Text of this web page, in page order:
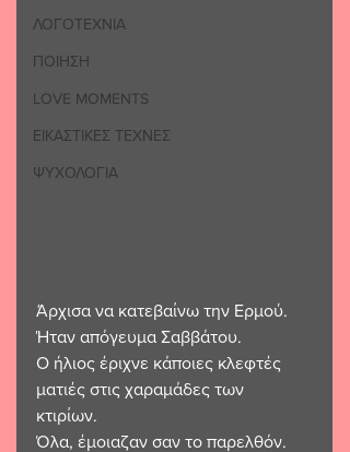
ΛΟΓΟΤΕΧΝΙΑ
ΠΟΙΗΣΗ
LOVE MOMENTS
ΕΙΚΑΣΤΙΚΕΣ ΤΕΧΝΕΣ
ΨΥΧΟΛΟΓΙΑ
Άρχισα να κατεβαίνω την Ερμού.
Ήταν απόγευμα Σαββάτου.
Ο ήλιος έριχνε κάποιες κλεφτές
ματιές στις χαραμάδες των
κτιρίων.
Όλα, έμοιαζαν σαν το παρελθόν.